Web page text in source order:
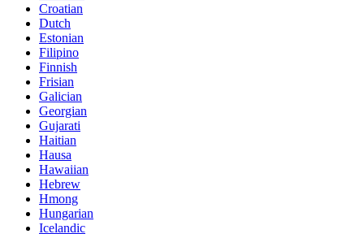
Croatian
Dutch
Estonian
Filipino
Finnish
Frisian
Galician
Georgian
Gujarati
Haitian
Hausa
Hawaiian
Hebrew
Hmong
Hungarian
Icelandic